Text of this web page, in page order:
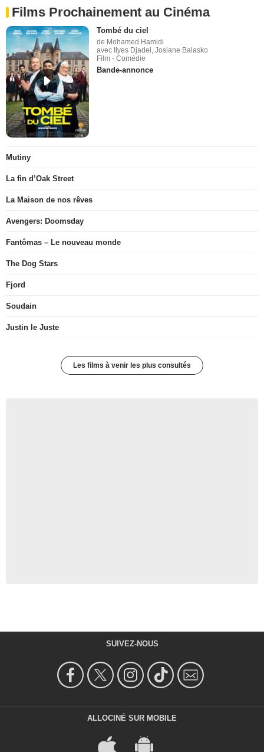
Films Prochainement au Cinéma
Tombé du ciel
de Mohamed Hamidi
avec Ilyes Djadel, Josiane Balasko
Film - Comédie
Bande-annonce
Mutiny
La fin d’Oak Street
La Maison de nos rêves
Avengers: Doomsday
Fantômas – Le nouveau monde
The Dog Stars
Fjord
Soudain
Justin le Juste
Les films à venir les plus consultés
SUIVEZ-NOUS
ALLOCINÉ SUR MOBILE